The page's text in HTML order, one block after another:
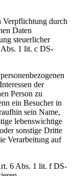
Verpflichtung durch
Daten
steuerlicher
1 lit. c DS-
der
Person zu
ein Besucher in
sein Name,
lebenswichtige
sonstige Dritte
Verarbeitung auf
6 Abs. 1 lit. f DS-